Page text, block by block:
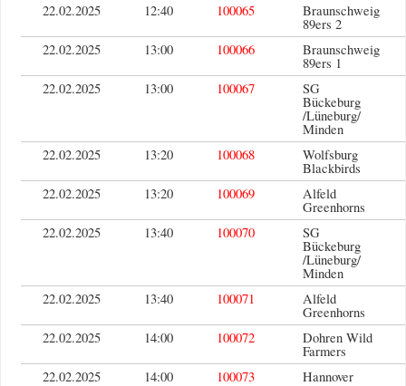
22.02.2025
12:40 100065 Braunschweig
89ers 2
22.02.2025
13:00 100066 Braunschweig
89ers 1
22.02.2025
13:00 100067 SG
Bückeburg
/Lüneburg/
Minden
22.02.2025
13:20 100068 Wolfsburg
Blackbirds
22.02.2025
13:20 100069 Alfeld
Greenhorns
22.02.2025
13:40 100070 SG
Bückeburg
/Lüneburg/
Minden
22.02.2025
13:40 100071 Alfeld
Greenhorns
22.02.2025
14:00 100072 Dohren Wild
Farmers
22.02.2025
14:00 100073 Hannover